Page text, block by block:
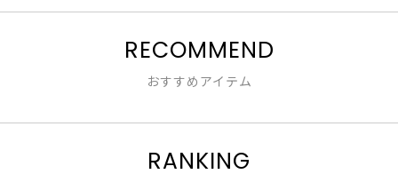
RECOMMEND
おすすめアイテム
RANKING